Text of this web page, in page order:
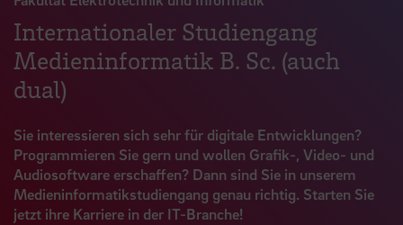
Internationaler Studiengang
Medieninformatik B. Sc. (auch
dual)
Sie interessieren sich sehr für digitale Entwicklungen?
Programmieren Sie gern und wollen Grafik-, Video- und
Audiosoftware erschaffen? Dann sind Sie in unserem
Medieninformatikstudiengang genau richtig. Starten Sie
jetzt ihre Karriere in der IT-Branche!